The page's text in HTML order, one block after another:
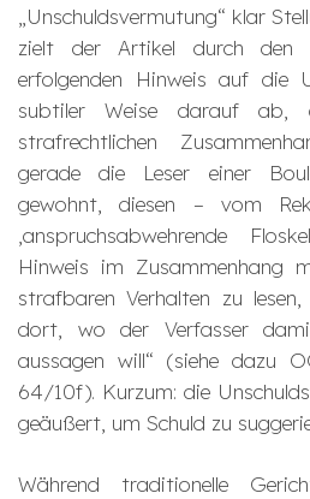
„Unschuldsvermutung“ klar
zielt der Artikel durch den
erfolgenden Hinweis auf die
subtiler Weise darauf ab,
strafrechtlichen
gerade die Leser einer
gewohnt, diesen – vom
‚anspruchsabwehrende
Hinweis im Zusammenhang
strafbaren Verhalten zu
dort, wo der Verfasser
aussagen will“ (siehe dazu
64/10f). Kurzum: die
geäußert, um Schuld zu
Während traditionelle